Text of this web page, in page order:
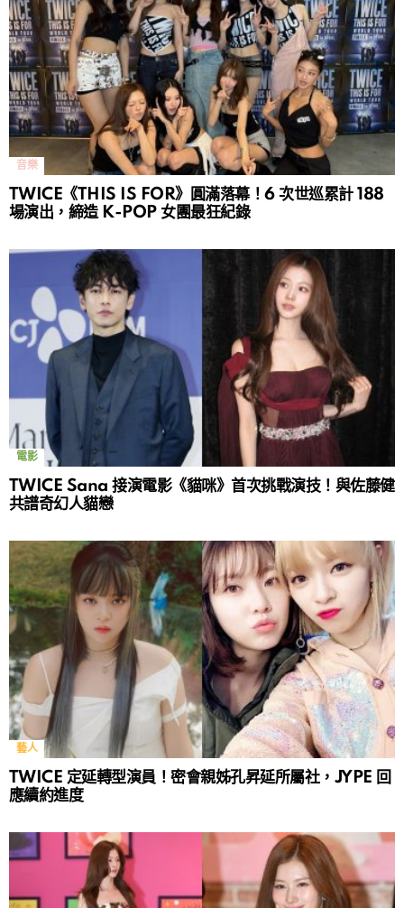
音樂
TWICE《THIS IS FOR》圓滿落幕！6 次世巡累計 188
場演出，締造 K-POP 女團最狂紀錄
電影
TWICE Sana 接演電影《貓咪》首次挑戰演技！與佐藤健
共譜奇幻人貓戀
藝人
TWICE 定延轉型演員！密會親姊孔昇延所屬社，JYPE 回
應續約進度